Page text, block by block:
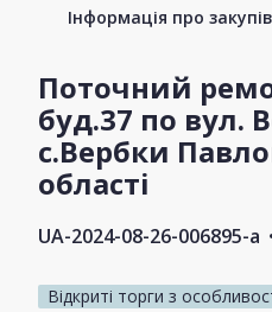
Інформація про
Поточний
буд.37 по вул.
с.Вербки
області
UA-2024-08-26-006895-a
Відкриті торги з